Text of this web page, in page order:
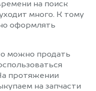
на поиск
много. К тому
оформлять
можно продать
протяжении
на запчасти